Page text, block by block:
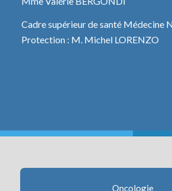
Cadre supérieur de santé Médecine
Protection : M. Michel LORENZO
Oncologie